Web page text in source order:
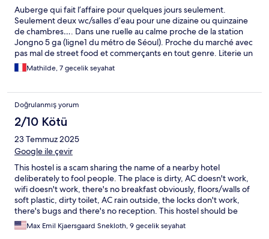
Auberge qui fait l’affaire pour quelques jours seulement.
Seulement deux wc/salles d’eau pour une dizaine ou quinzaine
de chambres…. Dans une ruelle au calme proche de la station
Jongno 5 ga (ligne1 du métro de Séoul). Proche du marché avec
pas mal de street food et commerçants en tout genre. Literie un
peu dure.
Mathilde, 7 gecelik seyahat
Doğrulanmış yorum
2/10 Kötü
23 Temmuz 2025
Google ile çevir
This hostel is a scam sharing the name of a nearby hotel
deliberately to fool people. The place is dirty, AC doesn't work,
wifi doesn't work, there's no breakfast obviously, floors/walls of
soft plastic, dirty toilet, AC rain outside, the locks don't work,
there's bugs and there's no reception. This hostel should be
closed down by the city government, Seoul would be better
without it and there are legal grounds to do so
Max Emil Kjaersgaard Snekloth, 9 gecelik seyahat